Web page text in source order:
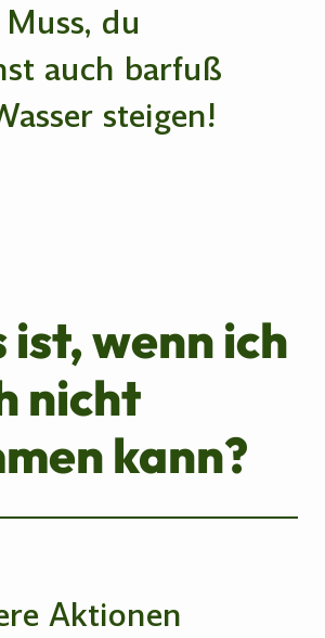
du
auch barfuß
steigen!
ist, wenn ich
nicht
kann?
Aktionen